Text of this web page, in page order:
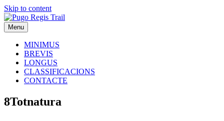
Skip to content
Menu
MINIMUS
BREVIS
LONGUS
CLASSIFICACIONS
CONTACTE
8Totnatura